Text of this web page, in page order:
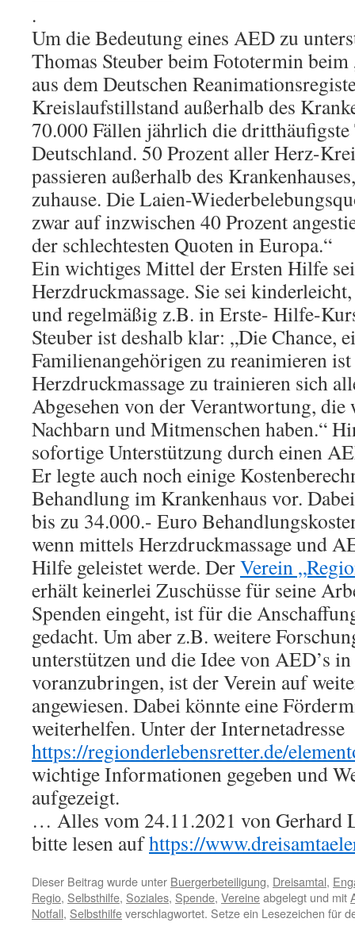
.
Um die Bedeutung eines AED zu
Thomas Steuber beim Fototermin beim
aus dem Deutschen
Kreislaufstillstand außerhalb des
70.000 Fällen jährlich die dritthäufigste
Deutschland. 50 Prozent aller Herz-
passieren außerhalb des
zuhause. Die Laien-
zwar auf inzwischen 40 Prozent
der schlechtesten Quoten in Europa.“
Ein wichtiges Mittel der Ersten Hilfe
Herzdruckmassage. Sie sei
und regelmäßig z.B. in Erste- Hilfe-
Steuber ist deshalb klar: „Die Chance,
Familienangehörigen zu reanimieren
Herzdruckmassage zu trainieren sich
Abgesehen von der Verantwortung,
Nachbarn und Mitmenschen haben.“
sofortige Unterstützung durch einen
Er legte auch noch einige
Behandlung im Krankenhaus vor.
bis zu 34.000.- Euro
wenn mittels Herzdruckmassage und
Hilfe geleistet werde. DerVerein
erhält keinerlei Zuschüsse für seine
Spenden eingeht, ist für die
gedacht. Um aber z.B. weitere
unterstützen und die Idee von AED’s
voranzubringen, ist der Verein auf
angewiesen. Dabei könnte eine
weiterhelfen. Unter der Internetadresse
https://regionderlebensretter.de/
wichtige Informationen gegeben und
aufgezeigt.
… Alles vom 24.11.2021 von Gerhard
bitte lesen aufhttps://
Dieser Beitrag wurde unter Buergerbeteiligung, Dreisamtal,
Regio, Selbsthilfe, Soziales, Spende, Vereineabgelegt und mit
Notfall, Selbsthilfeverschlagwortet. Setze ein Lesezeichen für